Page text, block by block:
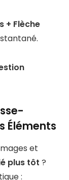
+ Flèche
Éléments
et
plus tôt ?
: